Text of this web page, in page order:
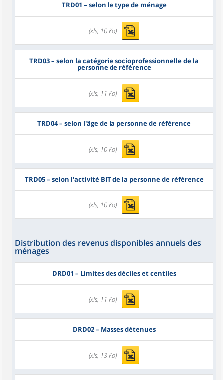
TRD01 – selon le type de ménage
(xls, 10 Ko)
TRD03– selon la catégorie socioprofessionnelle de la
personne de référence
(xls, 11 Ko)
TRD04– selon l'âge de la personne de référence
(xls, 10 Ko)
TRD05– selon l'activité BIT de la personne de référence
(xls, 10 Ko)
Distribution des revenus disponibles annuels des
ménages
DRD01 – Limites des déciles et centiles
(xls, 11 Ko)
DRD02– Masses détenues
(xls, 13 Ko)